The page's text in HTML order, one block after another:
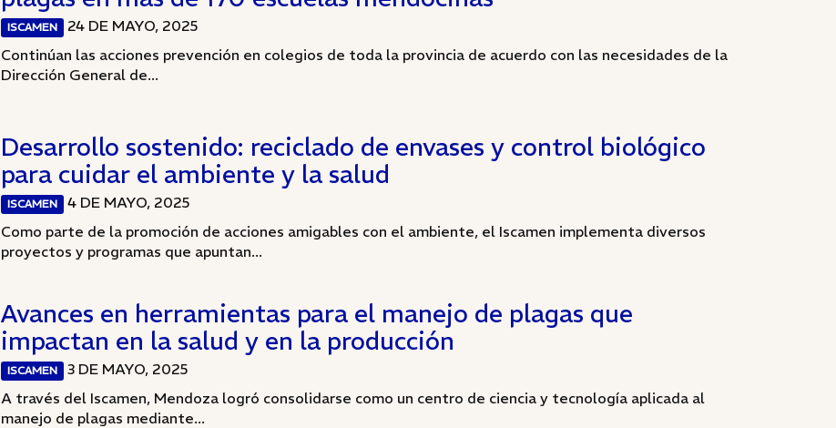
ISCAMEN
24 DE MAYO, 2025
Continúan las acciones prevención en colegios de toda la provincia de acuerdo con las necesidades de la
Dirección General de...
Desarrollo sostenido: reciclado de envases y control biológico
para cuidar el ambiente y la salud
ISCAMEN
4 DE MAYO, 2025
Como parte de la promoción de acciones amigables con el ambiente, el Iscamen implementa diversos
proyectos y programas que apuntan...
Avances en herramientas para el manejo de plagas que
impactan en la salud y en la producción
ISCAMEN
3 DE MAYO, 2025
A través del Iscamen, Mendoza logró consolidarse como un centro de ciencia y tecnología aplicada al
manejo de plagas mediante...